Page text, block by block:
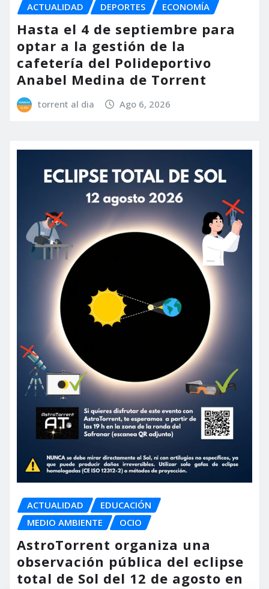
ACTUALIDAD DEPORTES ECONOMÍA
Hasta el 4 de septiembre para
optar a la gestión de la
cafetería del Polideportivo
Anabel Medina de Torrent
torrent al dia Ago 6, 2026
ACTUALIDAD
EDUCACIÓN
MEDIO AMBIENTE
OCIO
AstroTorrent organiza una
observación pública del eclipse
total de Sol del 12 de agosto en